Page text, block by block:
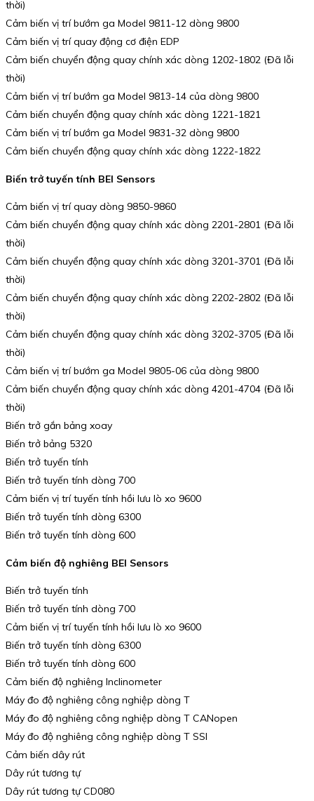
thời)
Cảm biến vị trí bướm ga Model 9811-12 dòng 9800
Cảm biến vị trí quay động cơ điện EDP
Cảm biến chuyển động quay chính xác dòng 1202-1802 (Đã lỗi
thời)
Cảm biến vị trí bướm ga Model 9813-14 của dòng 9800
Cảm biến chuyển động quay chính xác dòng 1221-1821
Cảm biến vị trí bướm ga Model 9831-32 dòng 9800
Cảm biến chuyển động quay chính xác dòng 1222-1822
Biến trở tuyến tính BEI Sensors
Cảm biến vị trí quay dòng 9850-9860
Cảm biến chuyển động quay chính xác dòng 2201-2801 (Đã lỗi
thời)
Cảm biến chuyển động quay chính xác dòng 3201-3701 (Đã lỗi
thời)
Cảm biến chuyển động quay chính xác dòng 2202-2802 (Đã lỗi
thời)
Cảm biến chuyển động quay chính xác dòng 3202-3705 (Đã lỗi
thời)
Cảm biến vị trí bướm ga Model 9805-06 của dòng 9800
Cảm biến chuyển động quay chính xác dòng 4201-4704 (Đã lỗi
thời)
Biến trở gắn bảng xoay
Biến trở bảng 5320
Biến trở tuyến tính
Biến trở tuyến tính dòng 700
Cảm biến vị trí tuyến tính hồi lưu lò xo 9600
Biến trở tuyến tính dòng 6300
Biến trở tuyến tính dòng 600
Cảm biến độ nghiêng BEI Sensors
Biến trở tuyến tính
Biến trở tuyến tính dòng 700
Cảm biến vị trí tuyến tính hồi lưu lò xo 9600
Biến trở tuyến tính dòng 6300
Biến trở tuyến tính dòng 600
Cảm biến độ nghiêng Inclinometer
Máy đo độ nghiêng công nghiệp dòng T
Máy đo độ nghiêng công nghiệp dòng T CANopen
Máy đo độ nghiêng công nghiệp dòng T SSI
Cảm biến dây rút
Dây rút tương tự
Dây rút tương tự CD080